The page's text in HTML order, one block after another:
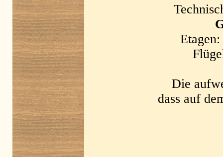
Die
dass auf